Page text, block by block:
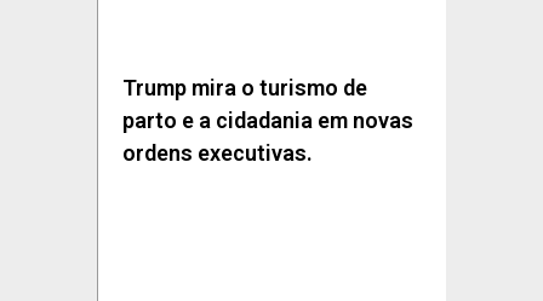
Trump mira o turismo de
parto e a cidadania em novas
ordens executivas.